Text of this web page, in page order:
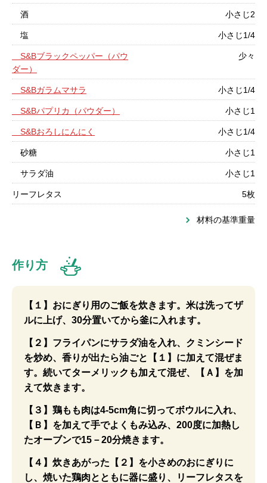
酒 小さじ2
塩 小さじ1/4
S&Bブラックペッパー（パウ
ダー）
少々
S&Bガラムマサラ 小さじ1/4
S&Bパプリカ（パウダー） 小さじ1
S&Bおろしにんにく 小さじ1/4
砂糖 小さじ1
サラダ油 小さじ1
リーフレタス 5枚
材料の基準重量
作り方
【１】おにぎり用のご飯を炊きます。米は洗ってザ
ルに上げ、30分置いてから釜に入れます。
【２】フライパンにサラダ油を入れ、クミンシード
を炒め、香りが出たら油ごと【１】に加えて混ぜま
す。続いてターメリックも加えて混ぜ、【Ａ】を加
えて炊きます。
【３】鶏もも肉は4-5cm角に切ってボウルに入れ、
【Ｂ】を加えて手でよくもみ込み、200度に加熱し
たオーブンで15－20分焼きます。
【４】炊きあがった【２】を小さめのおにぎりに
し、焼いた鶏肉とともに器に盛り、リーフレタスを